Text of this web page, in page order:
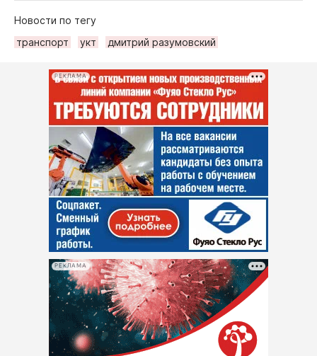
Новости по тегу
транспорт
укт дмитрий разумовский
РЕКЛАМА
РЕКЛАМА